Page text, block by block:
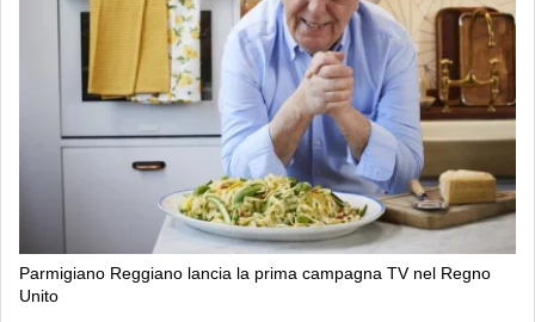
Parmigiano Reggiano lancia la prima campagna TV nel Regno
Unito